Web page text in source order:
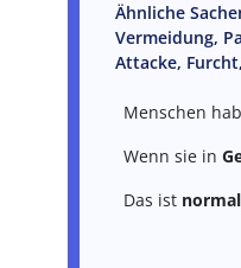
Ähnliche
Vermeidung,
Attacke,
Menschen
Wenn sie in
Das ist normal